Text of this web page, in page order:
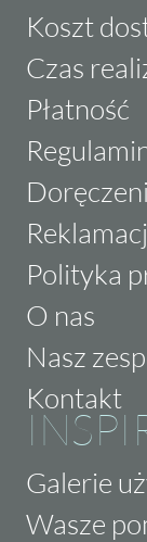
Koszt
Czas
Płatność
Polityka
O nas
Nasz
Kontakt
Galerie
Wasze